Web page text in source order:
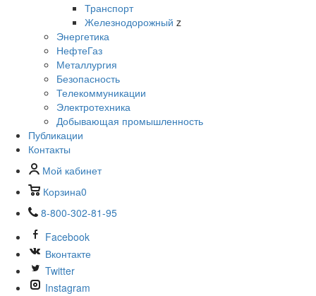
Транспорт
Железнодорожный z
Энергетика
НефтеГаз
Металлургия
Безопасность
Телекоммуникации
Электротехника
Добывающая промышленность
Публикации
Контакты
Мой кабинет
Корзина0
8-800-302-81-95
Facebook
Вконтакте
Twitter
Instagram